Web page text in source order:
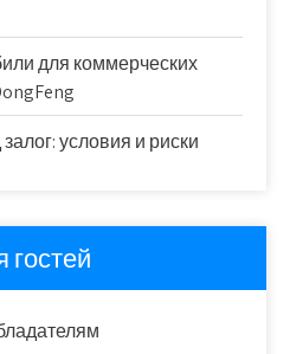
для коммерческих
условия и риски